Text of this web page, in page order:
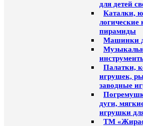
для детей
Каталки,
логические
пирамиды
Машинки
Палатки,
игрушек,
заводные
дуги,
игрушки
ТМ